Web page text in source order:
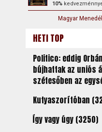
10%
Magyar
HETI TOP
Politico: eddig
bújhattak az uniós
szétesőben az
Kutyaszorítóban
Így vagy úgy (3250)